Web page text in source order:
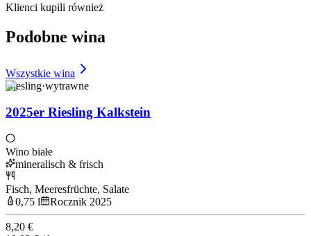
Klienci kupili również
Podobne wina
Wszystkie wina
Riesling·wytrawne
2025er Riesling Kalkstein
Wino białe
mineralisch & frisch
Fisch, Meeresfrüchte, Salate
0,75 l
Rocznik 2025
8,20 €